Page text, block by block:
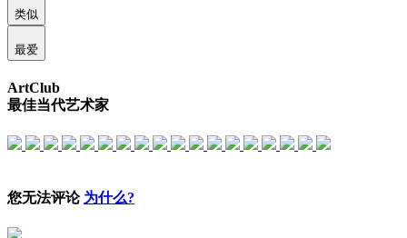
类似
最爱
ArtClub
最佳当代艺术家
您无法评论 为什么?